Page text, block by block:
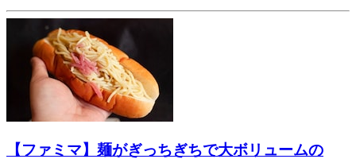
【ファミマ】麺がぎっちぎちで大ボリュームの